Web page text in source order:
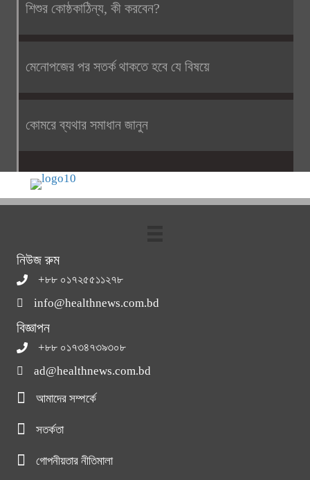
শিশুর কোষ্ঠকাঠিন্য, কী করবেন?
মেনোপজের পর সতর্ক থাকতে হবে যে বিষয়ে
কোমরে ব্যথার সমাধান জানুন
নিউজ রুম
+৮৮ ০১৭২৫৫১১২৭৮
info@healthnews.com.bd
বিজ্ঞাপন
+৮৮ ০১৭৩৪৭৩৯৩০৮
ad@healthnews.com.bd
আমাদের সম্পর্কে
সতর্কতা
গোপনীয়তার নীতিমালা